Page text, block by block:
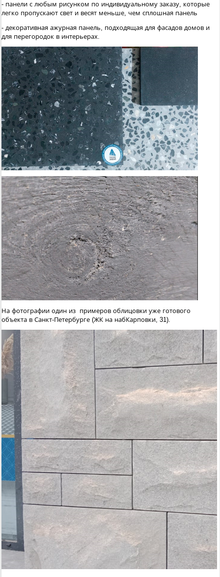
- панели с любым рисунком по индивидуальному заказу, которые
легко пропускают свет и весят меньше, чем сплошная панель
- декоративная ажурная панель, подходящая для фасадов домов и
для перегородок в интерьерах.
На фотографии один из примеров облицовки уже готового
объекта в Санкт-Петербурге (ЖК на набКарповки, 31).